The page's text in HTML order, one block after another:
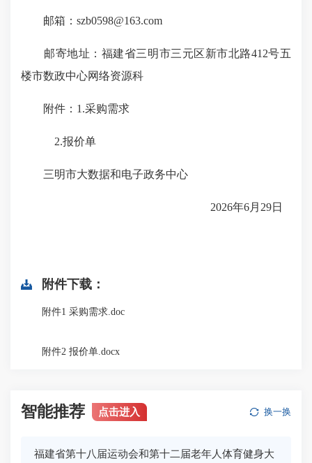
邮箱：szb0598@163.com
邮寄地址：福建省三明市三元区新市北路412号五
楼市数政中心网络资源科
附件：1.采购需求
2.报价单
三明市大数据和电子政务中心
2026年6月29日
附件下载：
附件1 采购需求.doc
附件2 报价单.docx
智能推荐 点击进入 换一换
福建省第十八届运动会和第十二届老年人体育健身大